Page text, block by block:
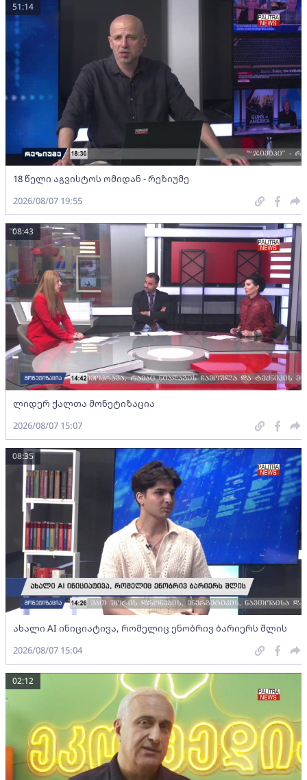
18 წელი აგვისტოს ომიდან - რეზიუმე
51:14
2026/08/07 19:55
ლიდერ ქალთა მონეტიზაცია
08:43
2026/08/07 15:07
ახალი AI ინიციატივა, რომელიც ენობრივ ბარიერს შლის
08:35
2026/08/07 15:04
02:12